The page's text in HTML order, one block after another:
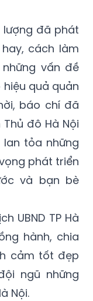
đã phát
cách làm
vấn đề
quả quản
báo chí đã
đô Hà Nội
lan tỏa những
phát triển
và bạn bè
UBND TP Hà
hành, chia
cảm tốt đẹp
ngũ những
Nội.